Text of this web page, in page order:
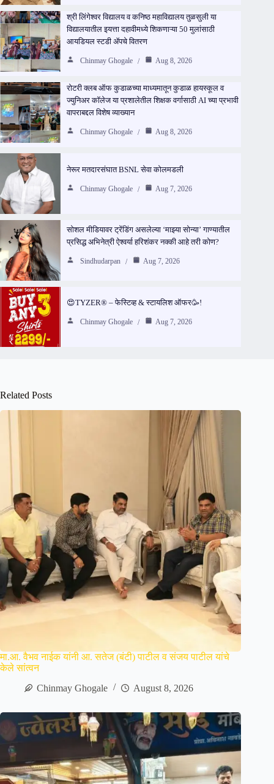
श्री लिंगेश्वर विद्यालय व कनिष्ठ महाविद्यालय तुळसुली या
विद्यालयातील इयत्ता दहावीमध्ये शिकणाऱ्या 50 मुलांसाठी
आयडियल स्टडी ॲपचे वितरण
Chinmay Ghogale Aug 8, 2026
रोटरी क्लब ऑफ कुडाळच्या माध्यमातून कुडाळ हायस्कूल व
ज्युनिअर कॉलेज या प्रशालेतील शिक्षक वर्गासाठी AI च्या प्रभावी
वापराबद्दल विशेष व्याख्यान
Chinmay Ghogale Aug 8, 2026
नेरूर मतदारसंघात BSNL सेवा कोलमडली
Chinmay Ghogale Aug 7, 2026
सोशल मीडियावर ट्रेंडिंग असलेल्या ‘माझ्या सोन्या’ गाण्यातील
प्रसिद्ध अभिनेत्री ऐश्वर्या हरिशंकर नक्की आहे तरी कोण?
Sindhudarpan Aug 7, 2026
😍TYZER® – फेस्टिव्ह & स्टायलिश ऑफर🥳!
Chinmay Ghogale Aug 7, 2026
Related Posts
मा.आ. वैभव नाईक यांनी आ. सतेज (बंटी) पाटील व संजय पाटील यांचे
केले सांत्वन
Chinmay Ghogale
August 8, 2026